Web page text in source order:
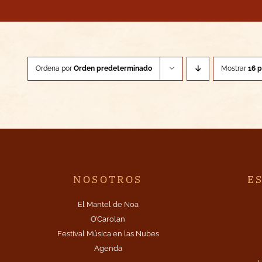
Ordena por Orden predeterminado Mostrar 16
NOSOTROS
El Mantel de Noa
O’Carolan
Festival Música en las Nubes
Agenda